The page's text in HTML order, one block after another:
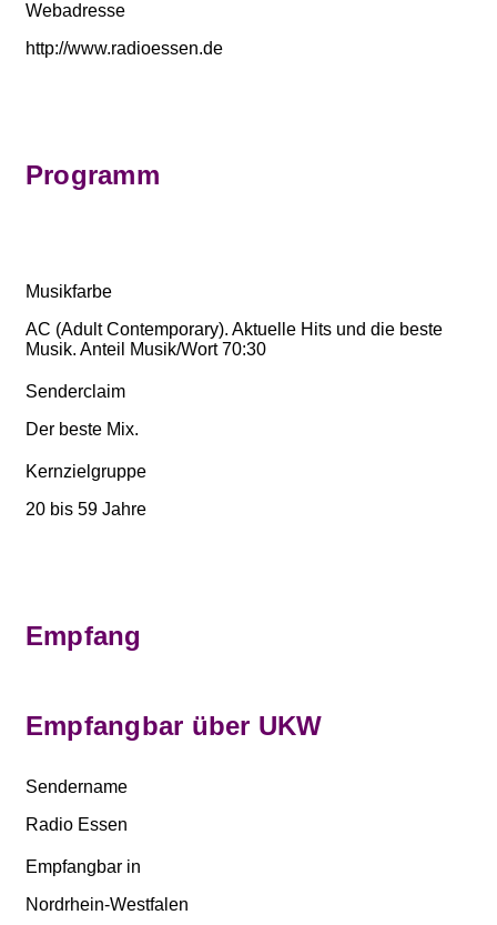
Webadresse
http://www.radioessen.de
Programm
Musikfarbe
AC (Adult Contemporary). Aktuelle Hits und die beste
Musik. Anteil Musik/Wort 70:30
Senderclaim
Der beste Mix.
Kernzielgruppe
20 bis 59 Jahre
Empfang
Empfangbar über UKW
Sendername
Radio Essen
Empfangbar in
Nordrhein-Westfalen